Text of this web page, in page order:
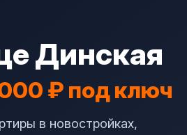
Динская
₽ под ключ
в новостройках,